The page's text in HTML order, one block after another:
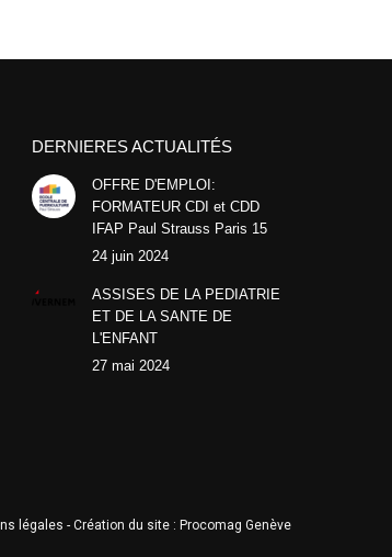
DERNIERES ACTUALITÉS
OFFRE D'EMPLOI:
FORMATEUR CDI et CDD
IFAP Paul Strauss Paris 15
24 juin 2024
ASSISES DE LA PEDIATRIE
ET DE LA SANTE DE
L'ENFANT
27 mai 2024
légales - Création du site : Procomag Genève